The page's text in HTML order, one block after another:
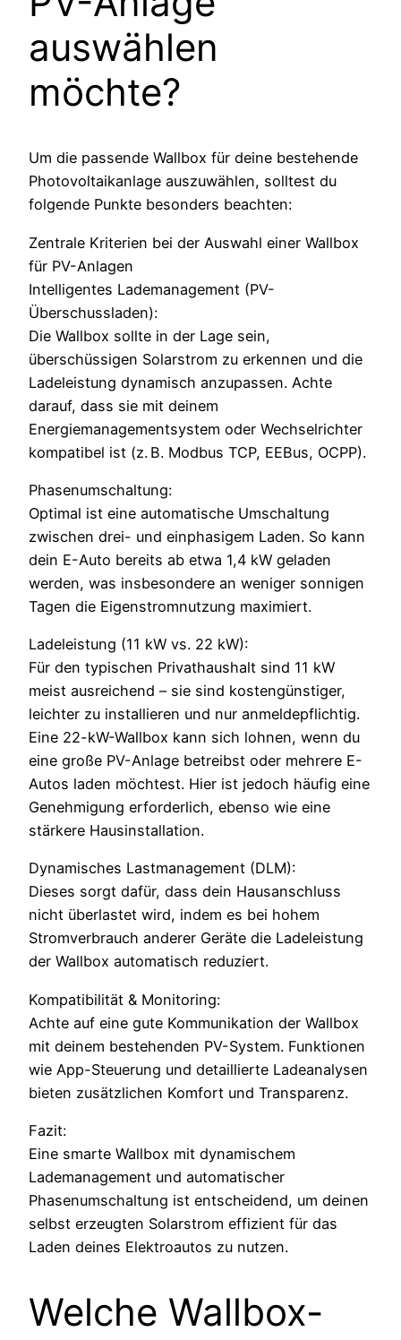
auswählen
möchte?
Um die passende Wallbox für deine bestehende
Photovoltaikanlage auszuwählen, solltest du
folgende Punkte besonders beachten:
Zentrale Kriterien bei der Auswahl einer Wallbox
für PV-Anlagen
Intelligentes Lademanagement (PV-
Überschussladen):
Die Wallbox sollte in der Lage sein,
überschüssigen Solarstrom zu erkennen und die
Ladeleistung dynamisch anzupassen. Achte
darauf, dass sie mit deinem
Energiemanagementsystem oder Wechselrichter
kompatibel ist (z. B. Modbus TCP, EEBus, OCPP).
Phasenumschaltung:
Optimal ist eine automatische Umschaltung
zwischen drei- und einphasigem Laden. So kann
dein E-Auto bereits ab etwa 1,4 kW geladen
werden, was insbesondere an weniger sonnigen
Tagen die Eigenstromnutzung maximiert.
Ladeleistung (11 kW vs. 22 kW):
Für den typischen Privathaushalt sind 11 kW
meist ausreichend – sie sind kostengünstiger,
leichter zu installieren und nur anmeldepflichtig.
Eine 22-kW-Wallbox kann sich lohnen, wenn du
eine große PV-Anlage betreibst oder mehrere E-
Autos laden möchtest. Hier ist jedoch häufig eine
Genehmigung erforderlich, ebenso wie eine
stärkere Hausinstallation.
Dynamisches Lastmanagement (DLM):
Dieses sorgt dafür, dass dein Hausanschluss
nicht überlastet wird, indem es bei hohem
Stromverbrauch anderer Geräte die Ladeleistung
der Wallbox automatisch reduziert.
Kompatibilität & Monitoring:
Achte auf eine gute Kommunikation der Wallbox
mit deinem bestehenden PV-System. Funktionen
wie App-Steuerung und detaillierte Ladeanalysen
bieten zusätzlichen Komfort und Transparenz.
Fazit:
Eine smarte Wallbox mit dynamischem
Lademanagement und automatischer
Phasenumschaltung ist entscheidend, um deinen
selbst erzeugten Solarstrom effizient für das
Laden deines Elektroautos zu nutzen.
Welche Wallbox-